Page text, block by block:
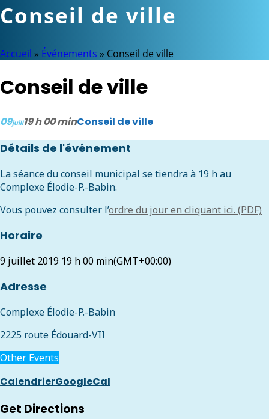
Conseil de ville
Accueil » Événements » Conseil de ville
Conseil de ville
09juill19 h 00 minConseil de ville
Détails de l'événement
La séance du conseil municipal se tiendra à 19 h au
Complexe Élodie-P.-Babin.
Vous pouvez consulter l’ordre du jour en cliquant ici. (PDF)
Horaire
9 juillet 2019 19 h 00 min(GMT+00:00)
Adresse
Complexe Élodie-P.-Babin
2225 route Édouard-VII
Other Events
CalendrierGoogleCal
Get Directions